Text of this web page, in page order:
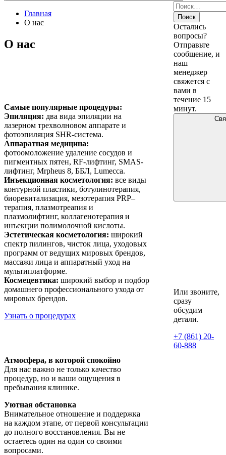
Главная
О нас
О нас
Самые популярные процедуры:
Эпиляция: два вида эпиляции на
лазерном трехволновом аппарате и
фотоэпиляция SHR-система.
Аппаратная медицина:
фотоомоложение удаление сосудов и
пигментных пятен, RF-лифтинг, SMAS-
лифтинг, Mrpheus 8, ББЛ, Lumecca.
Инъекционная косметология: все виды
контурной пластики, ботулинотерапия,
биоревитализация, мезотерапия PRP–
терапия, плазмотреапия и
плазмолифтинг, коллагенотерапия и
инъекции полимолочной кислоты.
Эстетическая косметология: широкий
спектр пилингов, чисток лица, уходовых
программ от ведущих мировых брендов,
массажи лица и аппаратный уход на
мультиплатформе.
Космецевтика: широкий выбор и подбор
домашнего профессионального ухода от
мировых брендов.
Узнать о процедурах
Атмосфера, в которой спокойно
Для нас важно не только качество
процедур, но и ваши ощущения в
пребывания клинике.
Уютная обстановка
Внимательное отношение и поддержка
на каждом этапе, от первой консультации
до полного восстановления. Вы не
остаетесь один на один со своими
вопросами.
Найти:
Остались
вопросы?
Отправьте
сообщение, и
наш
менеджер
свяжется с
вами в
течение 15
минут.
Или звоните,
сразу
обсудим
детали.
+7 (861) 20-
60-888